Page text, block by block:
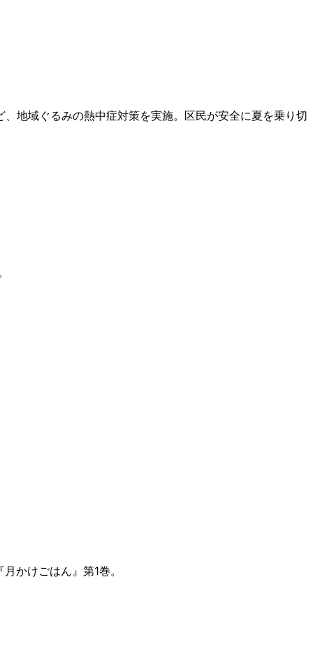
地域ぐるみの熱中症対策を実施。区民が安全に夏を乗り切
かけごはん』第1巻。